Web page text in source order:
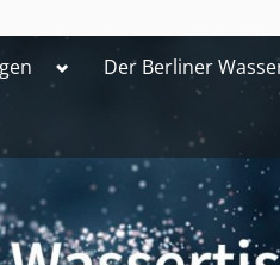
ToggleDer Berliner